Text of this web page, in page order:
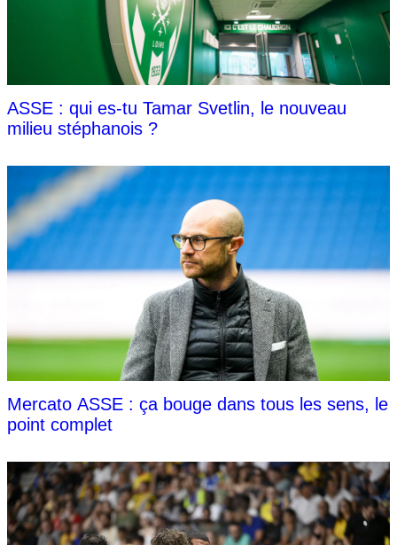
ASSE : qui es-tu Tamar Svetlin, le nouveau
milieu stéphanois ?
Mercato ASSE : ça bouge dans tous les sens, le
point complet